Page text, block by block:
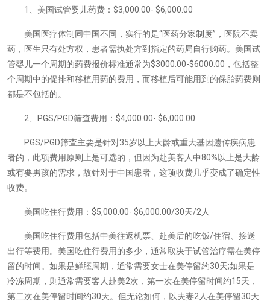
1、美国试管婴儿药费：$3,000.00- $6,000.00
美国医疗体制同中国不同，实行的是“医药分家制度”，医院不卖
药，医生只有处方权，患者需执处方到指定的药局自行购药。美国试
管婴儿一个周期的药费报价标准通常为$3000.00-$6000.00，包括整
个周期中的促排和移植用药的费用，而移植后可能用到的保胎药费则
都是不包括的。
2、PGS/PGD筛查费用：$4,000.00- $6,000.00
PGS/PGD筛查主要是针对35岁以上大龄或重大基因遗传疾病患
者的，此项费用原则上是可选的，但因为赴美客人中80%以上是大龄
或有要男孩的需求，故针对于中国患者，这项收费几乎变成了确定性
收费。
美国吃住行费用：$5,000.00- $6,000.00/30天/2人
美国吃住行费用包括中美往返机票、赴美后的吃饭/住宿、接送
出行等费用。美国吃住行费用的多少，通常取决于试管治疗需在美停
留的时间。如果是鲜胚周期，通常需要女士在美停留约30天;如果是
冷冻周期，则通常需要客人赴美2次，第一次在美停留时间约15天，
第二次在美停留时间约30天。但无论如何，以夫妻2人在美停留30天